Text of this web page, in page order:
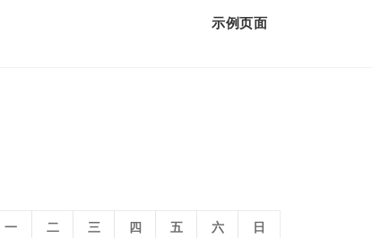
示例页面
一 二 三 四 五 六
日